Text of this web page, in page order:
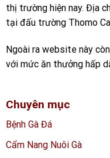
thị trường hiện nay. Địa
tại đấu trường Thomo
Ngoài ra website này
với mức ăn thưởng hấp
Chuyên mục
Bệnh Gà Đá
Cẩm Nang Nuôi Gà